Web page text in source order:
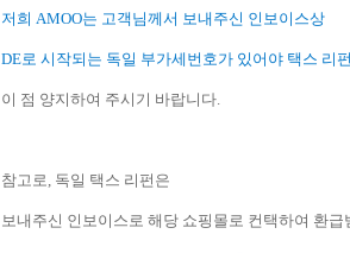
저희 AMOO는 고객님께서 보내주신 인보이스상
DE로 시작되는 독일 부가세번호가 있어야 택스 리
이 점 양지하여 주시기 바랍니다.
참고로, 독일 택스 리펀은
보내주신 인보이스로 해당 쇼핑몰로 컨택하여 환급